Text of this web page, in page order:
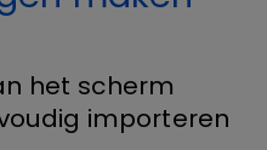
het scherm
importeren